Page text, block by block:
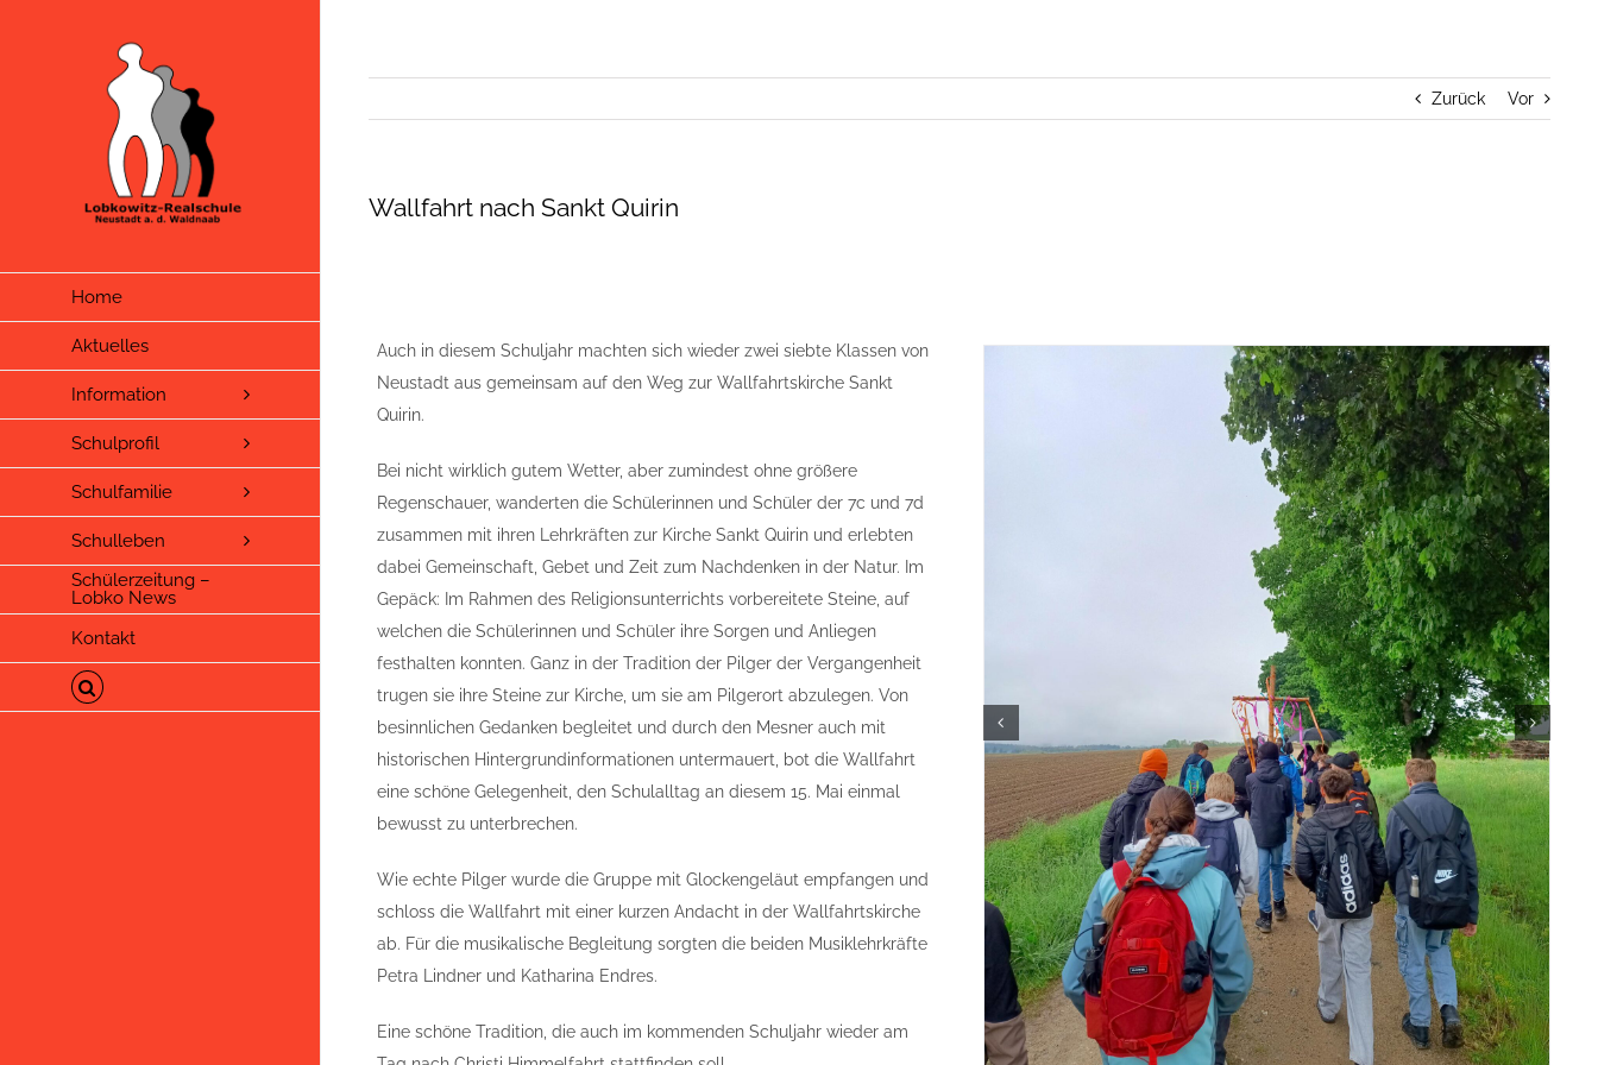
Home
Aktuelles
Information
Schulprofil
Schulfamilie
Schulleben
Schülerzeitung –
Lobko News
Kontakt
Zurück Vor
Wallfahrt nach Sankt Quirin
Auch in diesem Schuljahr machten sich wieder zwei siebte Klassen von
Neustadt aus gemeinsam auf den Weg zur Wallfahrtskirche Sankt
Quirin.
Bei nicht wirklich gutem Wetter, aber zumindest ohne größere
Regenschauer, wanderten die Schülerinnen und Schüler der 7c und 7d
zusammen mit ihren Lehrkräften zur Kirche Sankt Quirin und erlebten
dabei Gemeinschaft, Gebet und Zeit zum Nachdenken in der Natur. Im
Gepäck: Im Rahmen des Religionsunterrichts vorbereitete Steine, auf
welchen die Schülerinnen und Schüler ihre Sorgen und Anliegen
festhalten konnten. Ganz in der Tradition der Pilger der Vergangenheit
trugen sie ihre Steine zur Kirche, um sie am Pilgerort abzulegen. Von
besinnlichen Gedanken begleitet und durch den Mesner auch mit
historischen Hintergrundinformationen untermauert, bot die Wallfahrt
eine schöne Gelegenheit, den Schulalltag an diesem 15. Mai einmal
bewusst zu unterbrechen.
Wie echte Pilger wurde die Gruppe mit Glockengeläut empfangen und
schloss die Wallfahrt mit einer kurzen Andacht in der Wallfahrtskirche
ab. Für die musikalische Begleitung sorgten die beiden Musiklehrkräfte
Petra Lindner und Katharina Endres.
Eine schöne Tradition, die auch im kommenden Schuljahr wieder am